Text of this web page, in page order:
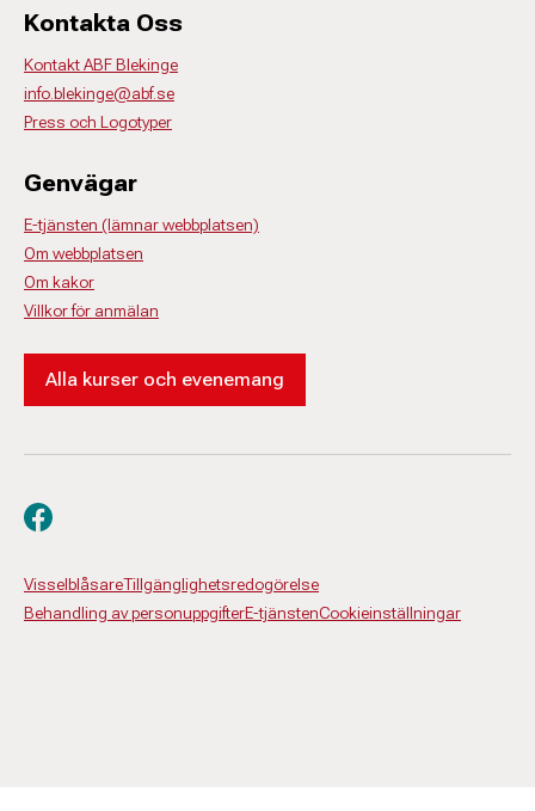
Kontakta Oss
Kontakt ABF Blekinge
info.blekinge@abf.se
Press och Logotyper
Genvägar
E-tjänsten (lämnar webbplatsen)
Om webbplatsen
Om kakor
Villkor för anmälan
Alla kurser och evenemang
VisselblåsareTillgänglighetsredogörelse
Behandling av personuppgifterE-tjänstenCookieinställningar
Besök oss på facebook